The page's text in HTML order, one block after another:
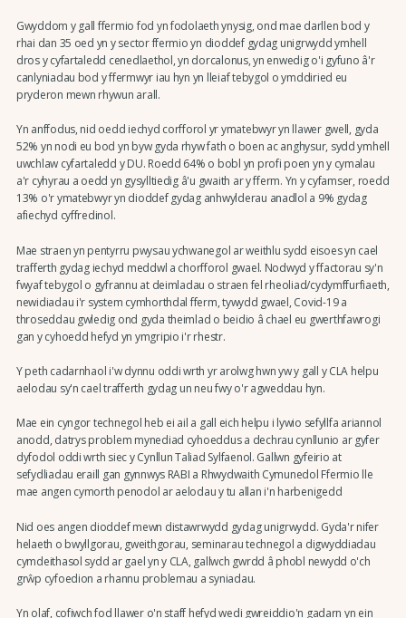
Gwyddom y gall ffermio fod yn fodolaeth ynysig, ond mae darllen bod y
rhai dan 35 oed yn y sector ffermio yn dioddef gydag unigrwydd ymhell
dros y cyfartaledd cenedlaethol, yn dorcalonus, yn enwedig o'i gyfuno â'r
canlyniadau bod y ffermwyr iau hyn yn lleiaf tebygol o ymddiried eu
pryderon mewn rhywun arall.
Yn anffodus, nid oedd iechyd corfforol yr ymatebwyr yn llawer gwell, gyda
52% yn nodi eu bod yn byw gyda rhyw fath o boen ac anghysur, sydd ymhell
uwchlaw cyfartaledd y DU. Roedd 64% o bobl yn profi poen yn y cymalau
a'r cyhyrau a oedd yn gysylltiedig â'u gwaith ar y fferm. Yn y cyfamser, roedd
13% o'r ymatebwyr yn dioddef gydag anhwylderau anadlol a 9% gydag
afiechyd cyffredinol.
Mae straen yn pentyrru pwysau ychwanegol ar weithlu sydd eisoes yn cael
trafferth gydag iechyd meddwl a chorfforol gwael. Nodwyd y ffactorau sy'n
fwyaf tebygol o gyfrannu at deimladau o straen fel rheoliad/cydymffurfiaeth,
newidiadau i'r system cymhorthdal fferm, tywydd gwael, Covid-19 a
throseddau gwledig ond gyda theimlad o beidio â chael eu gwerthfawrogi
gan y cyhoedd hefyd yn ymgripio i'r rhestr.
Y peth cadarnhaol i'w dynnu oddi wrth yr arolwg hwn yw y gall y CLA helpu
aelodau sy'n cael trafferth gydag un neu fwy o'r agweddau hyn.
Mae ein cyngor technegol heb ei ail a gall eich helpu i lywio sefyllfa ariannol
anodd, datrys problem mynediad cyhoeddus a dechrau cynllunio ar gyfer
dyfodol oddi wrth siec y Cynllun Taliad Sylfaenol. Gallwn gyfeirio at
sefydliadau eraill gan gynnwys RABI a Rhwydwaith Cymunedol Ffermio lle
mae angen cymorth penodol ar aelodau y tu allan i'n harbenigedd
Nid oes angen dioddef mewn distawrwydd gydag unigrwydd. Gyda'r nifer
helaeth o bwyllgorau, gweithgorau, seminarau technegol a digwyddiadau
cymdeithasol sydd ar gael yn y CLA, gallwch gwrdd â phobl newydd o'ch
grŵp cyfoedion a rhannu problemau a syniadau.
Yn olaf, cofiwch fod llawer o'n staff hefyd wedi gwreiddio'n gadarn yn ein